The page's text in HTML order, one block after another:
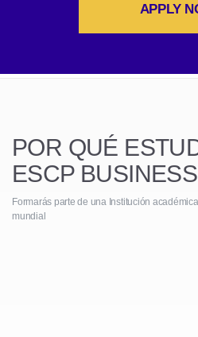
APPLY
POR QUÉ
ESCP
Formarás parte de una Institución
mundial